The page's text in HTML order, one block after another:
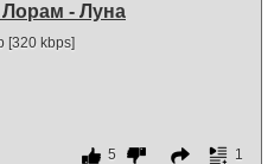
- Луна
[320 kbps]
5 1